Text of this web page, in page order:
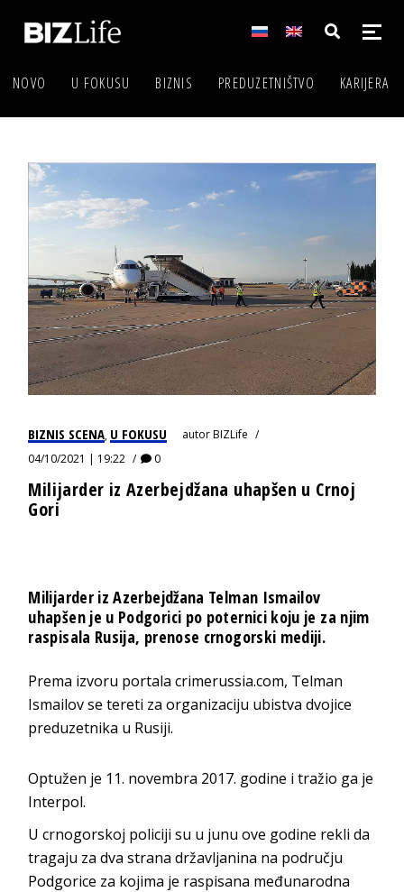
NOVO U FOKUSU BIZNIS PREDUZETNIŠTVO KARIJERA
BIZNIS SCENA, U FOKUSU autorBIZLife
04/10/2021 | 19:22
0
Milijarder iz Azerbejdžana uhapšen u Crnoj
Gori
Milijarder iz Azerbejdžana Telman Ismailov
uhapšen je u Podgorici po poternici koju je za njim
raspisala Rusija, prenose crnogorski mediji.
Prema izvoru portala crimerussia.com, Telman
Ismailov se tereti za organizaciju ubistva dvojice
preduzetnika u Rusiji.
Optužen je 11. novembra 2017. godine i tražio ga je
Interpol.
U crnogorskoj policiji su u junu ove godine rekli da
tragaju za dva strana državljanina na području
Podgorice za kojima je raspisana međunarodna